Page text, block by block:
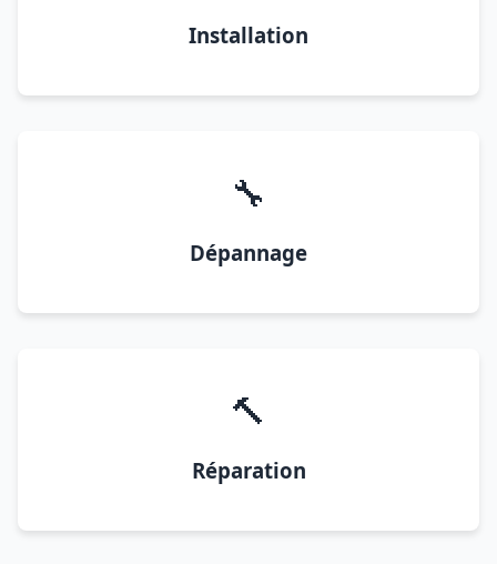
Installation
🔧
Dépannage
🔨
Réparation